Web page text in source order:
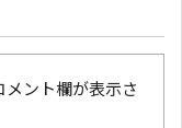
ント欄が表示さ